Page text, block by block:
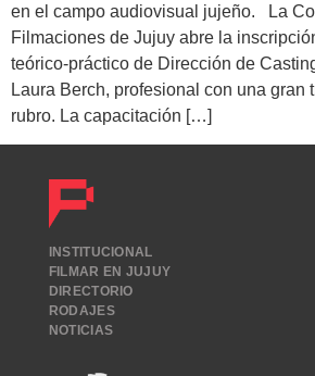
en el campo audiovisual jujeño. La
Filmaciones de Jujuy abre la
teórico-práctico de Dirección de
Laura Berch, profesional con una gran
rubro. La capacitación […]
INSTITUCIONAL
FILMAR EN JUJUY
DIRECTORIO
RODAJES
NOTICIAS